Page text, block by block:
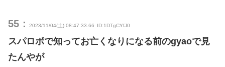
55： 2023/11/04(土) 08:47:33.66 ID:1DTgCYfJ0
スパロボで知ってお亡くなりになる前のgyaoで見
たんやが